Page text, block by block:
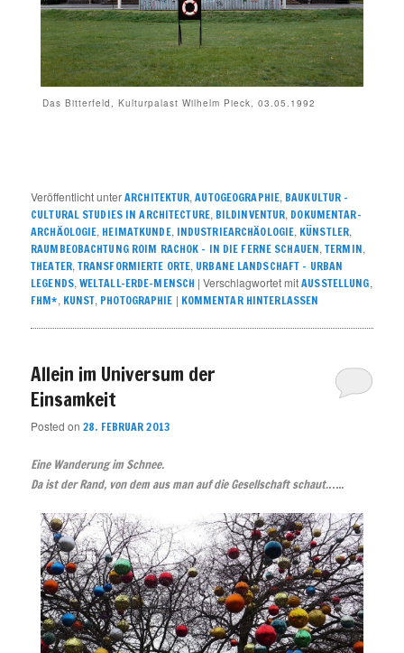
Das Bitterfeld, Kulturpalast Wilhelm Pieck, 03.05.1992
Veröffentlicht unterARCHITEKTUR,AUTOGEOGRAPHIE, BAUKULTUR –
CULTURAL STUDIES IN ARCHITECTURE, BILDINVENTUR, DOKUMENTAR-
ARCHÄOLOGIE, HEIMATKUNDE, INDUSTRIEARCHÄOLOGIE, KÜNSTLER,
RAUMBEOBACHTUNG ROIM RACHOK – IN DIE FERNE SCHAUEN,TERMIN,
THEATER, TRANSFORMIERTE ORTE, URBANE LANDSCHAFT – URBAN
LEGENDS, WELTALL-ERDE-MENSCH |Verschlagwortet mitAUSSTELLUNG,
FHM*, KUNST, PHOTOGRAPHIE | KOMMENTAR HINTERLASSEN
Allein im Universum der
Einsamkeit
Posted on28. FEBRUAR 2013
Eine Wanderung im Schnee.
Da ist der Rand, von dem aus man auf die Gesellschaft schaut.…..